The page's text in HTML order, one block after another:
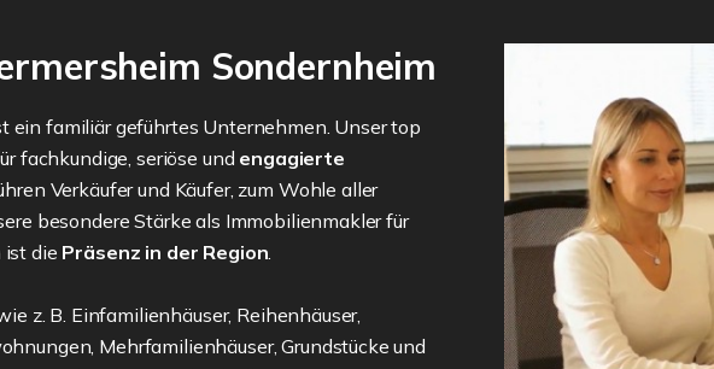
Sondernheim
ein familiär geführtes Unternehmen. Unser top
fachkundige, seriöse und engagierte
Verkäufer und Käufer, zum Wohle aller
besondere Stärke als Immobilienmakler für
ist die Präsenz in der Region.
z. B. Einfamilienhäuser, Reihenhäuser,
Mehrfamilienhäuser, Grundstücke und